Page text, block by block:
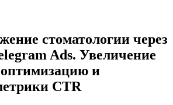
стоматологии через
Ads. Увеличение
оптимизацию и
CTR